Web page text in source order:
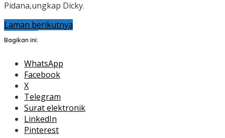
Pidana,ungkap Dicky.
Laman berikutnya
Bagikan ini:
WhatsApp
Facebook
X
Telegram
Surat elektronik
LinkedIn
Pinterest